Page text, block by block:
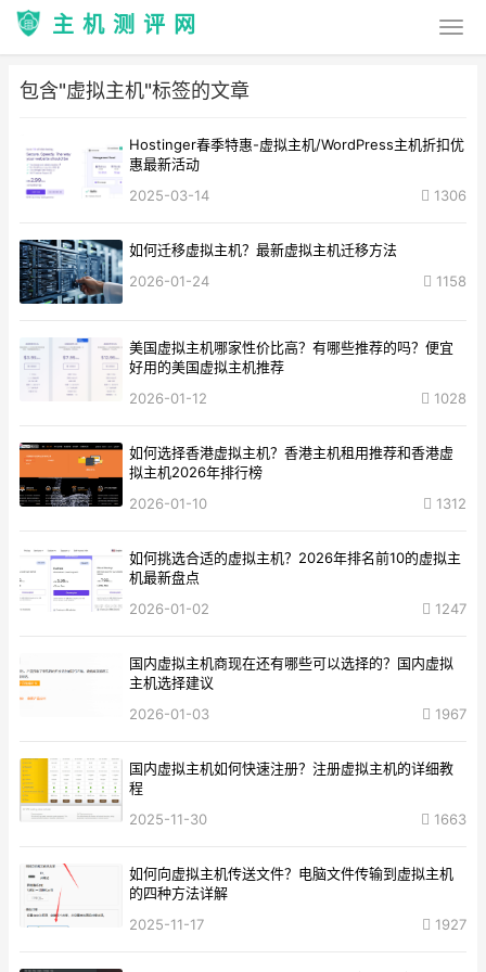
主机测评网
包含"虚拟主机"标签的文章
Hostinger春季特惠-虚拟主机/WordPress主机折扣优
惠最新活动
2025-03-14
1306
如何迁移虚拟主机？最新虚拟主机迁移方法
2026-01-24
1158
美国虚拟主机哪家性价比高？有哪些推荐的吗？便宜
好用的美国虚拟主机推荐
2026-01-12
1028
如何选择香港虚拟主机？香港主机租用推荐和香港虚
拟主机2026年排行榜
2026-01-10
1312
如何挑选合适的虚拟主机？2026年排名前10的虚拟主
机最新盘点
2026-01-02
1247
国内虚拟主机商现在还有哪些可以选择的？国内虚拟
主机选择建议
2026-01-03
1967
国内虚拟主机如何快速注册？注册虚拟主机的详细教
程
2025-11-30
1663
如何向虚拟主机传送文件？电脑文件传输到虚拟主机
的四种方法详解
2025-11-17
1927